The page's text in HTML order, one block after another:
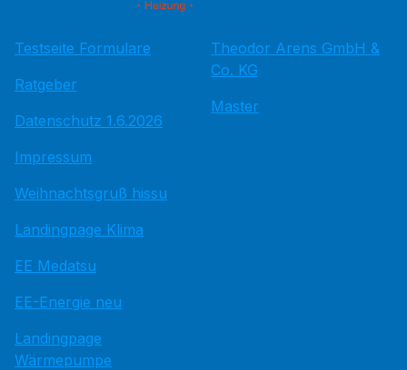
Testseite Formulare
Ratgeber
Datenschutz 1.6.2026
Impressum
Weihnachtsgruß hissu
Landingpage Klima
EE Medatsu
EE-Energie neu
Landingpage
Wärmepumpe
Theodor Arens GmbH &
Co. KG
Master